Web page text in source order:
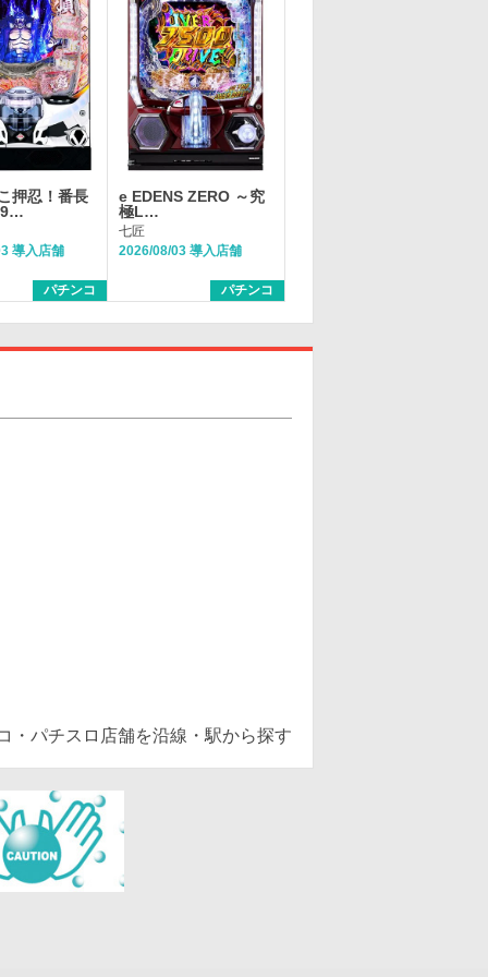
押忍！番長
導入店舗
パチンコ
e EDENS ZERO ～究
極L…
七匠
2026/08/03 導入店舗
パチンコ
・パチスロ店舗を沿線・駅から探す